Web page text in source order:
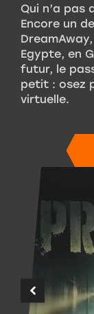
Qui n’a pas
Encore un
Egypte, en
futur, le
petit : osez
virtuelle.